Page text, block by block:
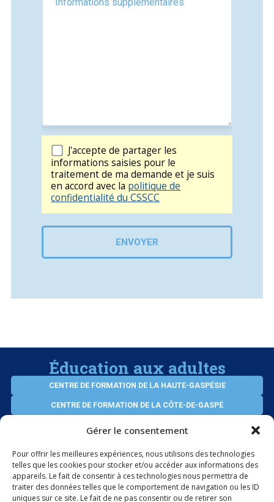
Gérer le consentement
Pour offrir les meilleures expériences, nous utilisons des technologies
telles que les cookies pour stocker et/ou accéder aux informations des
appareils. Le fait de consentir à ces technologies nous permettra de
traiter des données telles que le comportement de navigation ou les ID
uniques sur ce site. Le fait de ne pas consentir ou de retirer son
J'accepte de partager les
informations saisies pour le
traitement de ma demande et je suis
en accord avec la politique de
confidentialité du CSSCC
ENVOYER
Éducation aux adultes
CENTRE DE FORMATION DE LA HAUTE-GASPÉSIE
CENTRE DE FORMATION DE LA CÔTE-DE-GASPÉ
SERVICES AUX ENTREPRISES
ÉLÈVES INTERNATIONAUX